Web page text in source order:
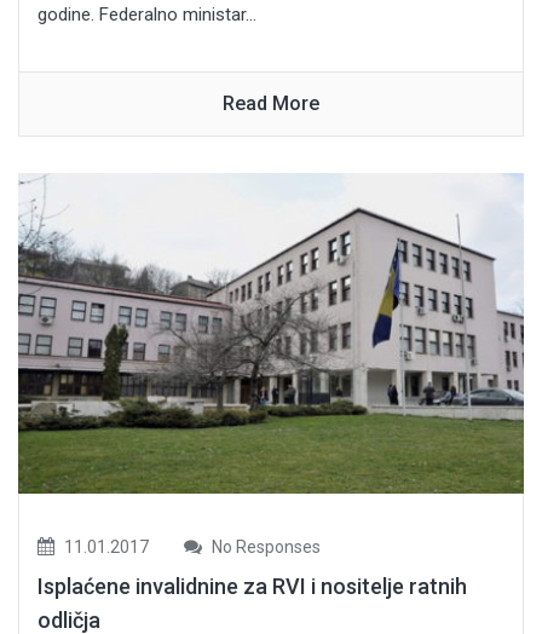
godine. Federalno ministar...
Read More
11.01.2017 No Responses
Isplaćene invalidnine za RVI i nositelje ratnih
odličja